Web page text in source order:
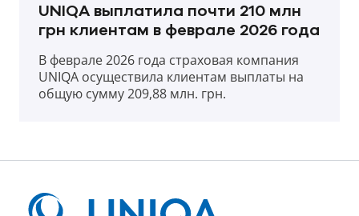
UNIQA выплатила почти 210 млн
грн клиентам в феврале 2026 года
В феврале 2026 года страховая компания
UNIQA осуществила клиентам выплаты на
общую сумму 209,88 млн. грн.